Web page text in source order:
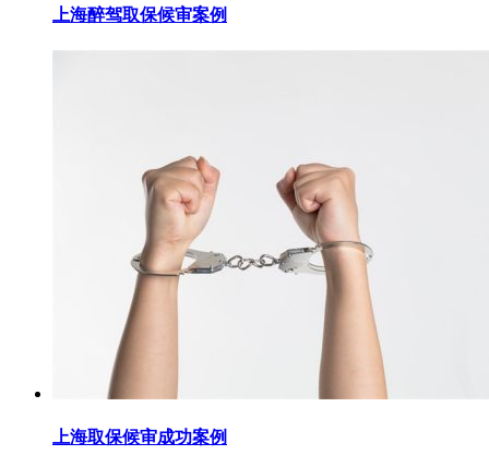
上海醉驾取保候审案例
上海取保候审成功案例